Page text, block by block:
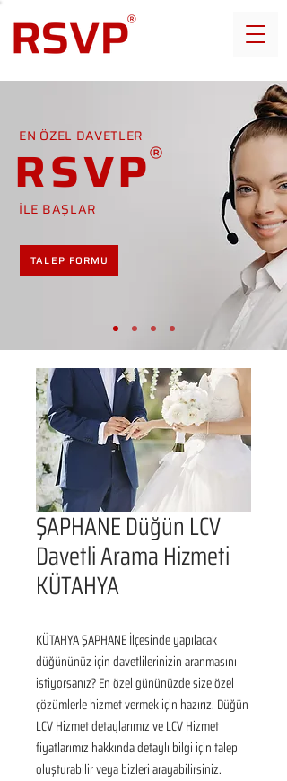
EN ÖZEL DAVETLER
RSVP
İLE BAŞLAR
TALEP FORMU
ŞAPHANE Düğün LCV
Davetli Arama Hizmeti
KÜTAHYA
KÜTAHYA ŞAPHANE İlçesinde yapılacak
düğününüz için davetlilerinizin aranmasını
istiyorsanız? En özel gününüzde size özel
çözümlerle hizmet vermek için hazırız. Düğün
LCV Hizmet detaylarımız ve LCV Hizmet
fiyatlarımız hakkında detaylı bilgi için talep
oluşturabilir veya bizleri arayabilirsiniz.